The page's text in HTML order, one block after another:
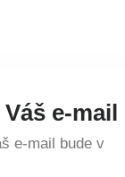
e-mail
e-mail bude v